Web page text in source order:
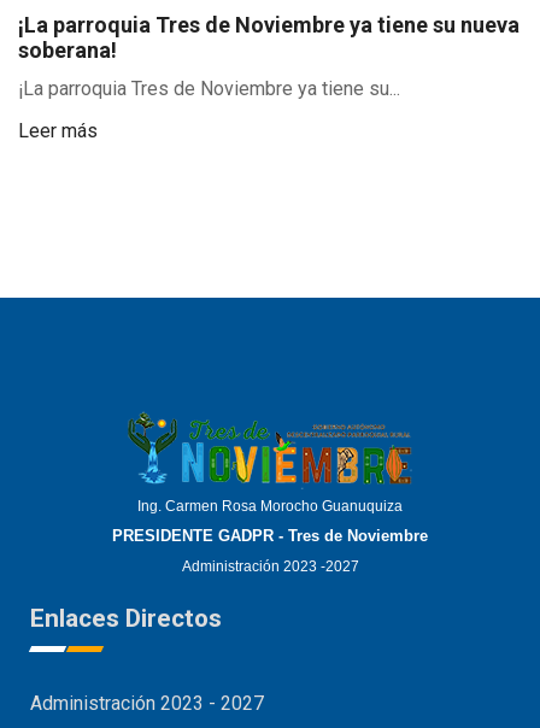
¡La parroquia Tres de Noviembre ya tiene su nueva
soberana!
¡La parroquia Tres de Noviembre ya tiene su...
Leer más
Ing. Carmen Rosa Morocho Guanuquiza
PRESIDENTE GADPR - Tres de Noviembre
Administración 2023 -2027
Enlaces Directos
Administración 2023 - 2027